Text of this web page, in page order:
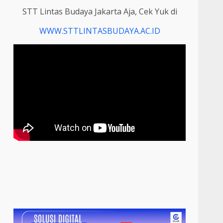
STT Lintas Budaya Jakarta Aja, Cek Yuk di
WWW.STTLINTASBUDAYA.AC.ID